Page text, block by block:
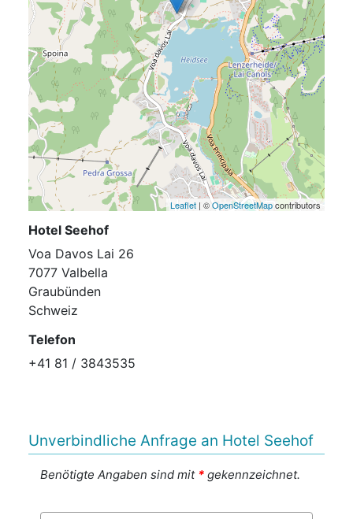
Leaflet | ©OpenStreetMapcontributors
Hotel Seehof
Voa Davos Lai 26
7077 Valbella
Graubünden
Schweiz
Telefon
+41 81 / 3843535
Unverbindliche Anfrage an Hotel Seehof
Benötigte Angaben sind mit *gekennzeichnet.